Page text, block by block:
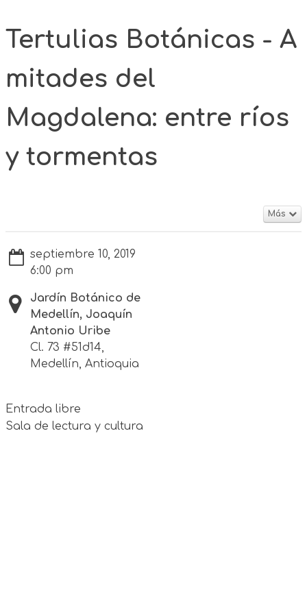
Tertulias Botánicas - A
mitades del
Magdalena: entre ríos
y tormentas
Más
septiembre 10, 2019
6:00 pm
Jardín Botánico de
Medellín, Joaquín
Antonio Uribe
Cl. 73 #51d14,
Medellín, Antioquia
Entrada libre
Sala de lectura y cultura